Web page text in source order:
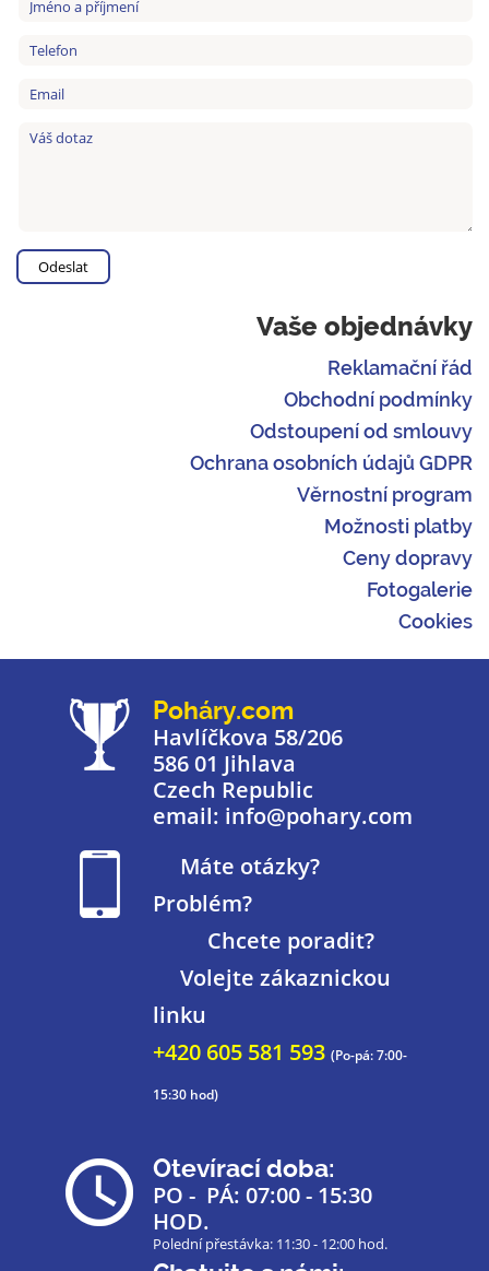
Vaše objednávky
Reklamační řád
Obchodní podmínky
Odstoupení od smlouvy
Ochrana osobních údajů GDPR
Věrnostní program
Možnosti platby
Ceny dopravy
Fotogalerie
Cookies
Poháry.com
Havlíčkova 58/206
586 01 Jihlava
Czech Republic
email: info@pohary.com
Máte otázky?
Problém?
Chcete poradit?
Volejte zákaznickou
linku
+420 605 581 593 (Po-pá: 7:00-
15:30 hod)
Otevírací doba:
PO - PÁ: 07:00 - 15:30
HOD.
Polední přestávka: 11:30 - 12:00 hod.